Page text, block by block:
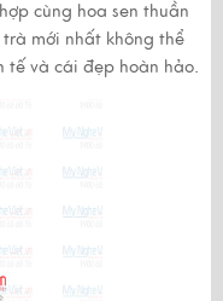
cùng hoa sen thuần
mới nhất không thể
tế và cái đẹp hoàn hảo.